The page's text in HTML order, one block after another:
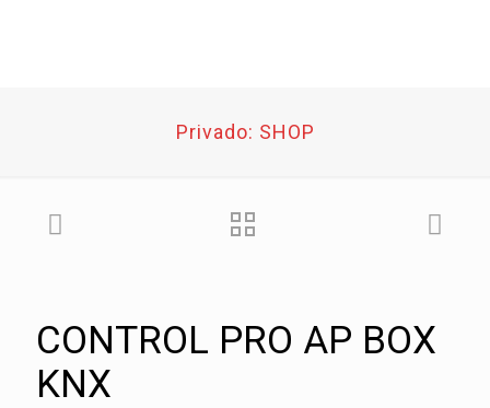
Privado: SHOP
CONTROL PRO AP BOX
KNX